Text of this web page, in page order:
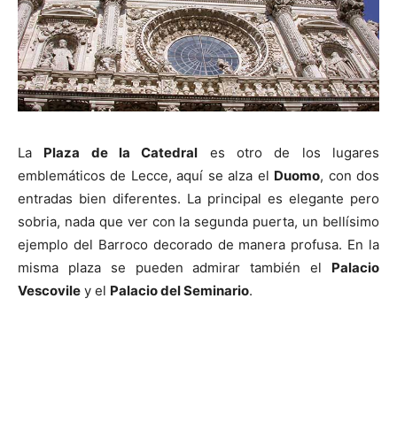
La Plaza de la Catedral es otro de los lugares
emblemáticos de Lecce, aquí se alza el Duomo, con dos
entradas bien diferentes. La principal es elegante pero
sobria, nada que ver con la segunda puerta, un bellísimo
ejemplo del Barroco decorado de manera profusa. En la
misma plaza se pueden admirar también el Palacio
Vescovile y el Palacio del Seminario.